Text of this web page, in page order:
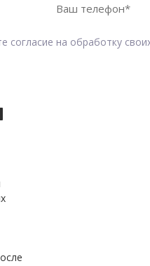
согласие на обработку